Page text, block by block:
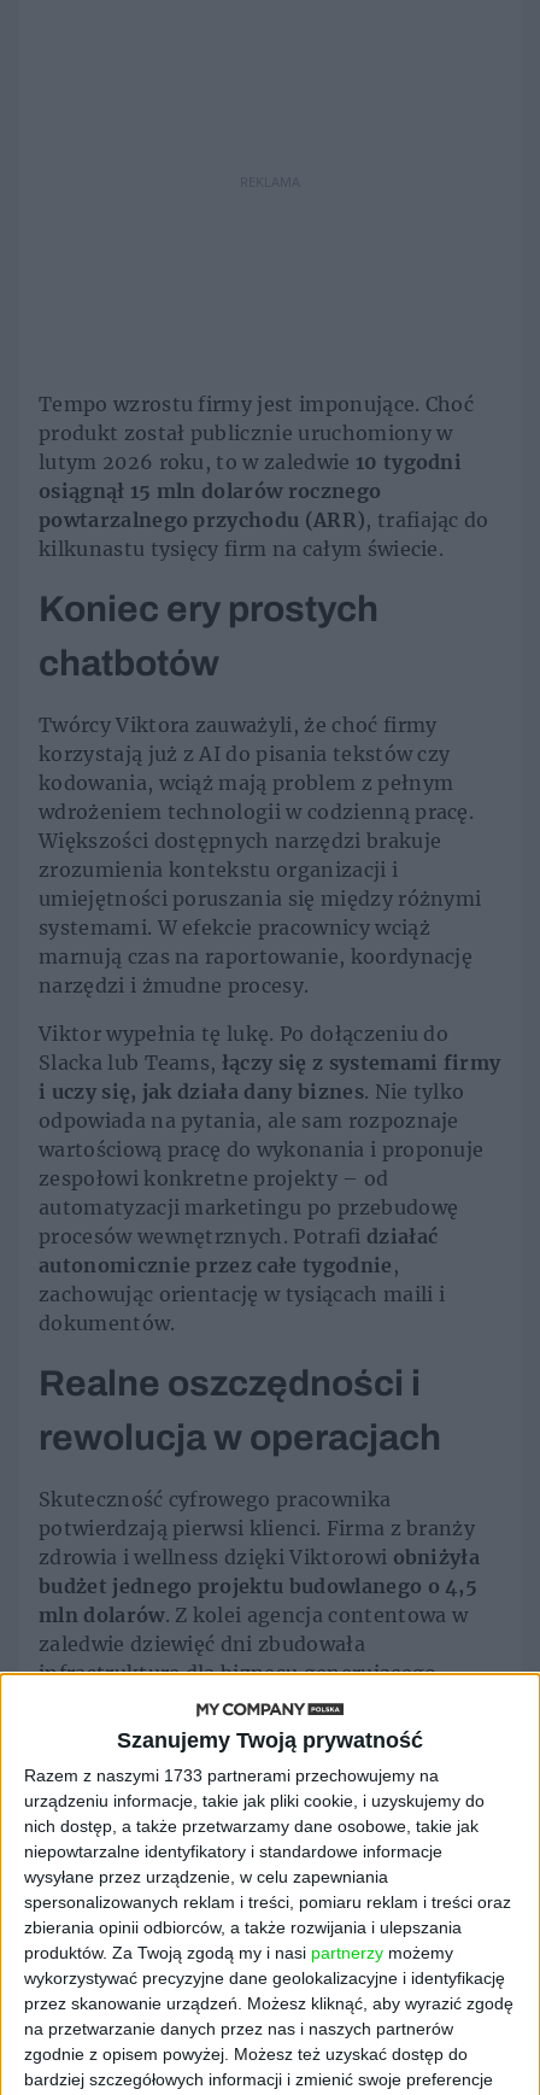
Szanujemy Twoją prywatność
Razem z naszymi 1733 partnerami przechowujemy na
urządzeniu informacje, takie jak pliki cookie, i uzyskujemy do
nich dostęp, a także przetwarzamy dane osobowe, takie jak
niepowtarzalne identyfikatory i standardowe informacje
wysyłane przez urządzenie, w celu zapewniania
spersonalizowanych reklam i treści, pomiaru reklam i treści oraz
zbierania opinii odbiorców, a także rozwijania i ulepszania
produktów. Za Twoją zgodą my i nasi partnerzy możemy
wykorzystywać precyzyjne dane geolokalizacyjne i identyfikację
przez skanowanie urządzeń. Możesz kliknąć, aby wyrazić zgodę
na przetwarzanie danych przez nas i naszych partnerów
zgodnie z opisem powyżej. Możesz też uzyskać dostęp do
bardziej szczegółowych informacji i zmienić swoje preferencje
REKLAMA
Tempo wzrostu firmy jest imponujące. Choć
produkt został publicznie uruchomiony w
lutym 2026 roku, to w zaledwie 10 tygodni
osiągnął 15 mln dolarów rocznego
powtarzalnego przychodu (ARR), trafiając do
kilkunastu tysięcy firm na całym świecie.
Koniec ery prostych
chatbotów
Twórcy Viktora zauważyli, że choć firmy
korzystają już z AI do pisania tekstów czy
kodowania, wciąż mają problem z pełnym
wdrożeniem technologii w codzienną pracę.
Większości dostępnych narzędzi brakuje
zrozumienia kontekstu organizacji i
umiejętności poruszania się między różnymi
systemami. W efekcie pracownicy wciąż
marnują czas na raportowanie, koordynację
narzędzi i żmudne procesy.
Viktor wypełnia tę lukę. Po dołączeniu do
Slacka lub Teams, łączy się z systemami firmy
i uczy się, jak działa dany biznes. Nie tylko
odpowiada na pytania, ale sam rozpoznaje
wartościową pracę do wykonania i proponuje
zespołowi konkretne projekty – od
automatyzacji marketingu po przebudowę
procesów wewnętrznych. Potrafi działać
autonomicznie przez całe tygodnie ,
zachowując orientację w tysiącach maili i
dokumentów.
Realne oszczędności i
rewolucja w operacjach
Skuteczność cyfrowego pracownika
potwierdzają pierwsi klienci. Firma z branży
zdrowia i wellness dzięki Viktorowi obniżyła
budżet jednego projektu budowlanego o 4,5
mln dolarów. Z kolei agencja contentowa w
zaledwie dziewięć dni zbudowała
infrastrukturę dla biznesu generującego
milion dolarów rocznie – bez powiększania
zespołu. Innym przykładem jest firma z
branży architektury krajobrazu, która w dwa
tygodnie uruchomiła aż63 automatyzacje w
działach HR, windykacji i obsługi poczty.
Efektem pracy Viktora nie jest tylko tekst na
czacie, alegotowy materiał: raport, arkusz
kalkulacyjny, prezentacja, dashboard czy
zmiana w kodzie. Zespół otrzymuje gotowy
wynik bez konieczności ręcznego „sklejania”
danych z różnych aplikacji.
Zespół i inwestorzy z